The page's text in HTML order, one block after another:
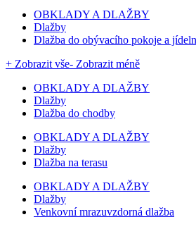
OBKLADY A DLAŽBY
Dlažby
Dlažba do obývacího pokoje a
+ Zobrazit vše- Zobrazit méně
OBKLADY A DLAŽBY
Dlažby
Dlažba do chodby
OBKLADY A DLAŽBY
Dlažby
Dlažba na terasu
OBKLADY A DLAŽBY
Dlažby
Venkovní mrazuvzdorná dlažba